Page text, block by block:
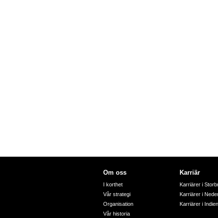
Om oss
I korthet
Vår strategi
Organisation
Vår historia
Karriär
Karriärer i
Karriärer i
Karriärer i Indien